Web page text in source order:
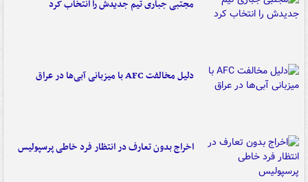
مجتبی جباری تیم جدیدش را انتخاب کرد
دلیل مخالفت AFC با میزبانی آبی‌ها در عراق
اخراج بدون تعارف در انتظار فرد خاطی پرسپولیس